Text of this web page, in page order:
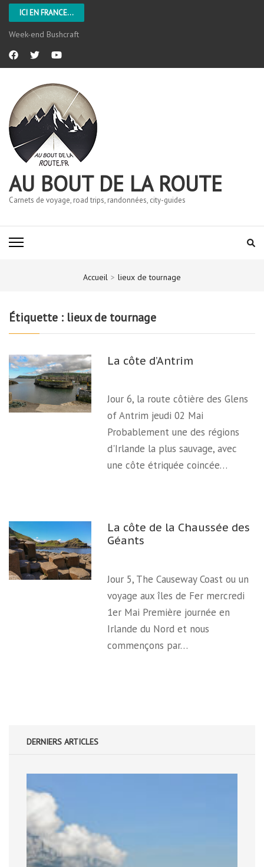
ICI EN FRANCE...
Week-end Bushcraft
AU BOUT DE LA ROUTE
Carnets de voyage, road trips, randonnées, city-guides
Accueil > lieux de tournage
Étiquette : lieux de tournage
La côte d’Antrim
Jour 6, la route côtière des Glens
of Antrim jeudi 02 Mai
Probablement une des régions
d'Irlande la plus sauvage, avec
une côte étriquée coincée…
La côte de la Chaussée des
Géants
Jour 5, The Causeway Coast ou un
voyage aux îles de Fer mercredi
1er Mai Première journée en
Irlande du Nord et nous
commençons par…
DERNIERS ARTICLES